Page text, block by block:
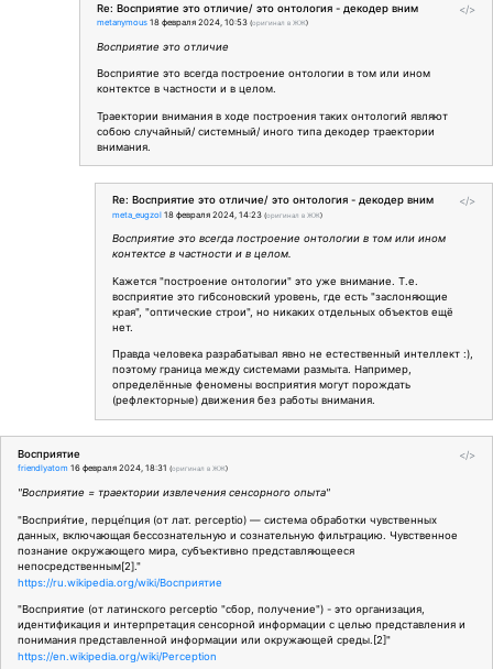
</>
Re: Восприятие это отличие/ это онтология - декодер вним
metanymous 18 февраля 2024, 10:53 (оригинал в ЖЖ)
Восприятие это отличие
Восприятие это всегда построение онтологии в том или ином
контектсе в частности и в целом.
Траектории внимания в ходе построения таких онтологий являют
собою случайный/ системный/ иного типа декодер траектории
внимания.
</>
Re: Восприятие это отличие/ это онтология - декодер вним
meta_eugzol 18 февраля 2024, 14:23 (оригинал в ЖЖ)
Восприятие это всегда построение онтологии в том или ином
контектсе в частности и в целом.
Кажется "построение онтологии" это уже внимание. Т.е.
восприятие это гибсоновский уровень, где есть "заслоняющие
края", "оптические строи", но никаких отдельных объектов ещё
нет.
Правда человека разрабатывал явно не естественный интеллект :),
поэтому граница между системами размыта. Например,
определённые феномены восприятия могут порождать
(рефлекторные) движения без работы внимания.
</>
Восприятие
friendlyatom 16 февраля 2024, 18:31 (оригинал в ЖЖ)
"Восприятие = траектории извлечения сенсорного опыта"
"Восприя́тие, перце́пция (от лат. perceptio) — система обработки чувственных
данных, включающая бессознательную и сознательную фильтрацию. Чувственное
познание окружающего мира, субъективно представляющееся
непосредственным[2]."
https://ru.wikipedia.org/wiki/Восприятие
"Восприятие (от латинского perceptio "сбор, получение") - это организация,
идентификация и интерпретация сенсорной информации с целью представления и
понимания представленной информации или окружающей среды.[2]"
https://en.wikipedia.org/wiki/Perception